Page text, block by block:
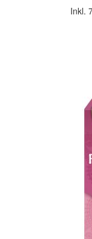
Inkl.